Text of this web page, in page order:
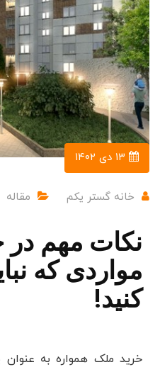
خانه گستر یکم مقاله
نکات مهم در
مواردی که
کنید!
خرید ملک همواره به